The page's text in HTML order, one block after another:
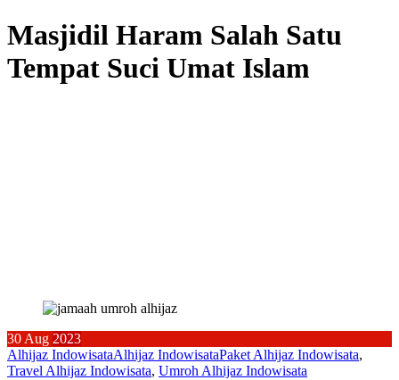
Masjidil Haram Salah Satu
Tempat Suci Umat Islam
30Aug 2023
Alhijaz IndowisataAlhijaz IndowisataPaket Alhijaz Indowisata,
Travel Alhijaz Indowisata, Umroh Alhijaz Indowisata